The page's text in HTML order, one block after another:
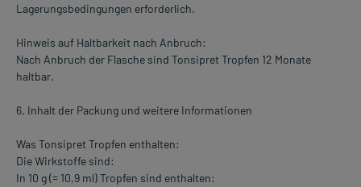
Lagerungsbedingungen erforderlich.
Hinweis auf Haltbarkeit nach Anbruch:
Nach Anbruch der Flasche sind Tonsipret Tropfen 12 Monate
haltbar.
6. Inhalt der Packung und weitere Informationen
Was Tonsipret Tropfen enthalten:
Die Wirkstoffe sind:
In 10 g (= 10,9 ml) Tropfen sind enthalten: